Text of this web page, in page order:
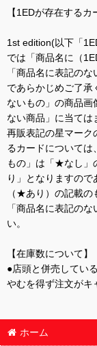
【1EDが存在するカ
1st edition(以下「
では「商品名に（
「商品名に表記の
であらかじめご了承
ないもの」の商品画
ない商品」に当ては
再販表記の星マー
るカードについて
もの」は「★なし」
り」となりますの
（★あり）の記載の
「商品名に表記の
い。
【在庫数について】
●店頭と併売してい
やむを得ず注文がキ
ホーム